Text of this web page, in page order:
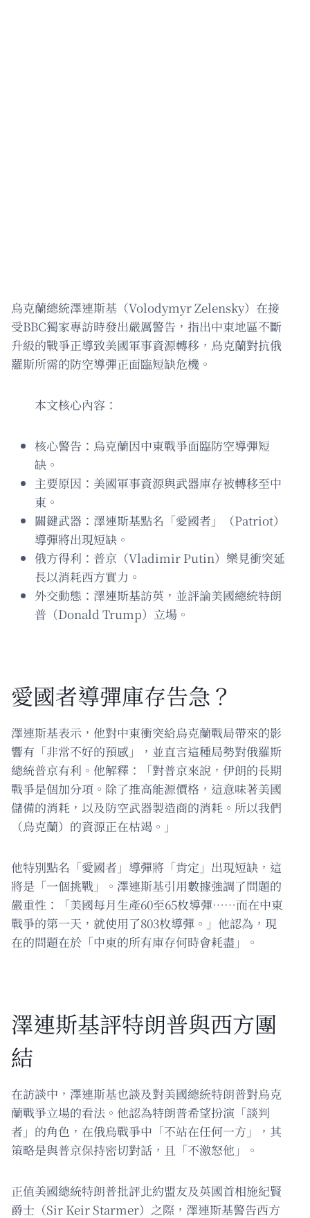
烏克蘭總統澤連斯基（Volodymyr Zelensky）在接
受BBC獨家專訪時發出嚴厲警告，指出中東地區不斷
升級的戰爭正導致美國軍事資源轉移，烏克蘭對抗俄
羅斯所需的防空導彈正面臨短缺危機。
本文核心內容：
核心警告：烏克蘭因中東戰爭面臨防空導彈短
缺。
主要原因：美國軍事資源與武器庫存被轉移至中
東。
關鍵武器：澤連斯基點名「愛國者」（Patriot）
導彈將出現短缺。
俄方得利：普京（Vladimir Putin）樂見衝突延
長以消耗西方實力。
外交動態：澤連斯基訪英，並評論美國總統特朗
普（Donald Trump）立場。
愛國者導彈庫存告急？
澤連斯基表示，他對中東衝突給烏克蘭戰局帶來的影
響有「非常不好的預感」，並直言這種局勢對俄羅斯
總統普京有利。他解釋：「對普京來說，伊朗的長期
戰爭是個加分項。除了推高能源價格，這意味著美國
儲備的消耗，以及防空武器製造商的消耗。所以我們
（烏克蘭）的資源正在枯竭。」
他特別點名「愛國者」導彈將「肯定」出現短缺，這
將是「一個挑戰」。澤連斯基引用數據強調了問題的
嚴重性：「美國每月生產60至65枚導彈……而在中東
戰爭的第一天，就使用了803枚導彈。」他認為，現
在的問題在於「中東的所有庫存何時會耗盡」。
澤連斯基評特朗普與西方團
結
在訪談中，澤連斯基也談及對美國總統特朗普對烏克
蘭戰爭立場的看法。他認為特朗普希望扮演「談判
者」的角色，在俄烏戰爭中「不站在任何一方」，其
策略是與普京保持密切對話，且「不激怒他」。
正值美國總統特朗普批評北約盟友及英國首相施紀賢
爵士（Sir Keir Starmer）之際，澤連斯基警告西方